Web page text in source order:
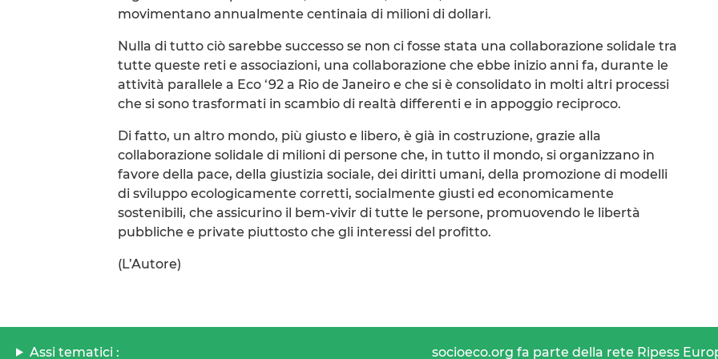
movimentano annualmente centinaia di milioni di dollari.
Nulla di tutto ciò sarebbe successo se non ci fosse stata una collaborazione solidale tra
tutte queste reti e associazioni, una collaborazione che ebbe inizio anni fa, durante le
attività parallele a Eco ‘92 a Rio de Janeiro e che si è consolidato in molti altri processi
che si sono trasformati in scambio di realtà differenti e in appoggio reciproco.
Di fatto, un altro mondo, più giusto e libero, è già in costruzione, grazie alla
collaborazione solidale di milioni di persone che, in tutto il mondo, si organizzano in
favore della pace, della giustizia sociale, dei diritti umani, della promozione di modelli
di sviluppo ecologicamente corretti, socialmente giusti ed economicamente
sostenibili, che assicurino il bem-vivir di tutte le persone, promuovendo le libertà
pubbliche e private piuttosto che gli interessi del profitto.
(L’Autore)
Assi tematici : socioeco.org fa parte della rete Ripess